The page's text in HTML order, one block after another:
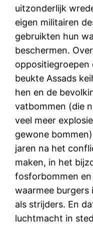
uitzonderlijk
eigen militairen
gebruikten hun
beschermen.
oppositiegroepen
beukte Assads
hen en de
vatbommen (die
veel meer
gewone
jaren na het
maken, in het
fosforbommen
waarmee burgers
als strijders. En
luchtmacht in